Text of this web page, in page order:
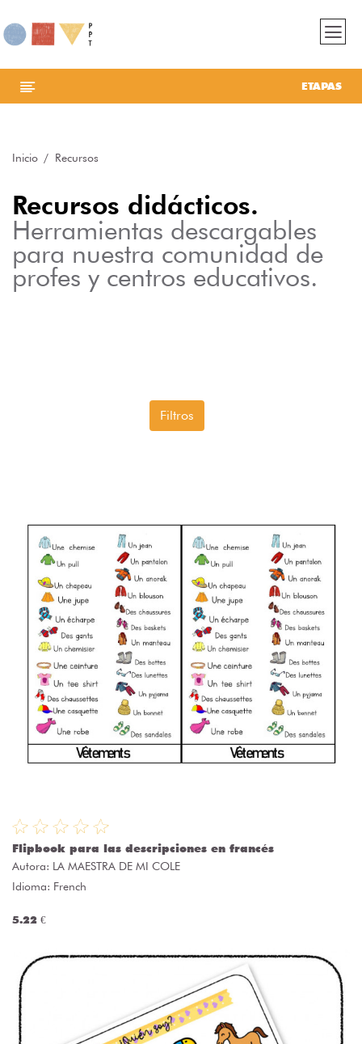
ETAPAS
Inicio Recursos
Recursos didácticos.
Herramientas descargables
para nuestra comunidad de
profes y centros educativos.
Filtros
Flipbook para las descripciones en francés
Autora: LA MAESTRA DE MI COLE
Idioma: French
5.22 €